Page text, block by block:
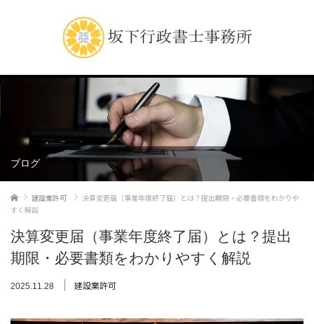
ブログ
ホーム 建設業許可
決算変更届（事業年度終了届）とは？提出期限・必要書類をわかりや
すく解説
決算変更届（事業年度終了届）とは？提出
期限・必要書類をわかりやすく解説
2025.11.28 建設業許可